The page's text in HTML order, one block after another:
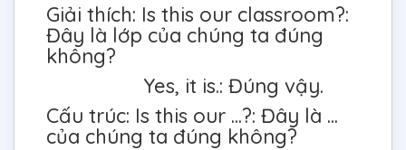
Giải thích: Is this our classroom?:
Đây là lớp của chúng ta đúng
không?
Yes, it is.: Đúng vậy.
Cấu trúc: Is this our ...?: Đây là ...
của chúng ta đúng không?